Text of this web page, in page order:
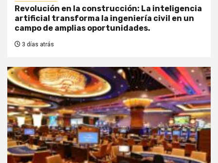
Revolución en la construcción: La inteligencia
artificial transforma la ingeniería civil en un
campo de amplias oportunidades.
3 días atrás